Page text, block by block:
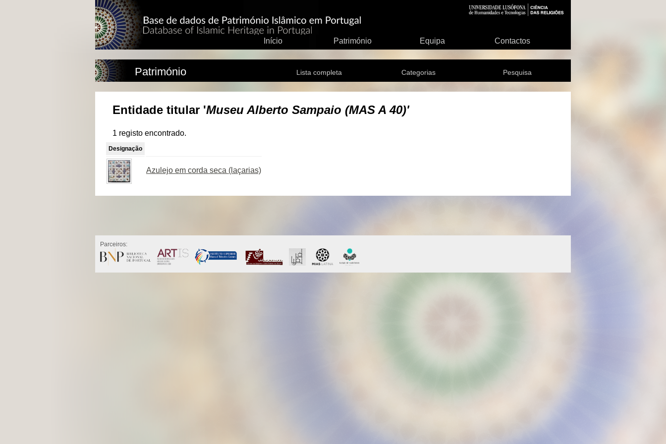
Início Património Equipa Contactos
Património Lista completa Categorias Pesquisa
Entidade titular 'Museu Alberto Sampaio (MAS A 40)'
1 registo encontrado.
Designação
Azulejo em corda seca (laçarias)
Parceiros: